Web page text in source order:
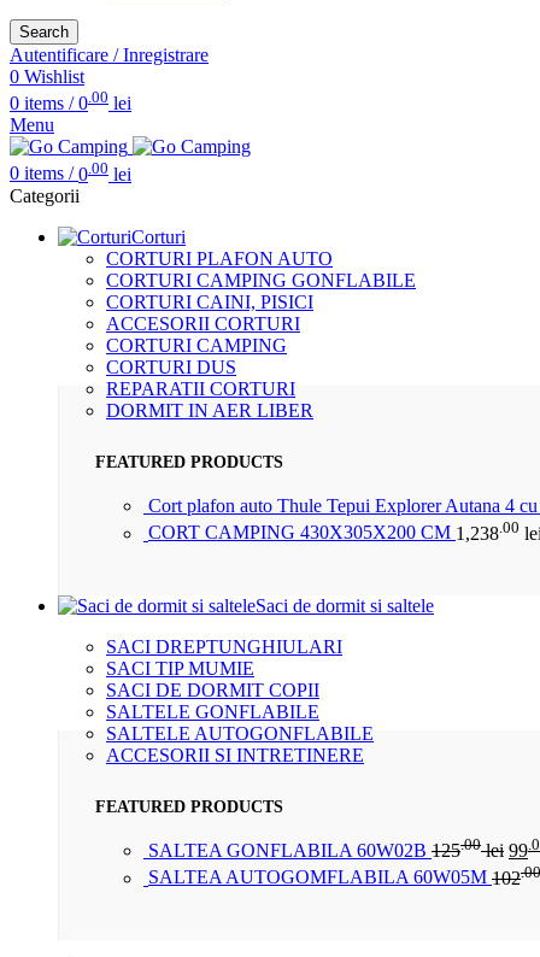
Search
Autentificare / Inregistrare
0 Wishlist
0 items / 0.00 lei
Menu
0 items / 0 .00 lei
Categorii
Corturi
CORTURI PLAFON AUTO
CORTURI CAMPING GONFLABILE
CORTURI CAINI, PISICI
ACCESORII CORTURI
CORTURI CAMPING
CORTURI DUS
REPARATII CORTURI
DORMIT IN AER LIBER
FEATURED PRODUCTS
Cort plafon auto Thule Tepui Explorer Autana 4
CORT CAMPING 430X305X200 CM 1,238 .00
Saci de dormit si saltele
SACI DREPTUNGHIULARI
SACI TIP MUMIE
SACI DE DORMIT COPII
SALTELE GONFLABILE
SALTELE AUTOGONFLABILE
ACCESORII SI INTRETINERE
FEATURED PRODUCTS
SALTEA GONFLABILA 60W02B 125.00 lei 99
SALTEA AUTOGOMFLABILA 60W05M 102.00